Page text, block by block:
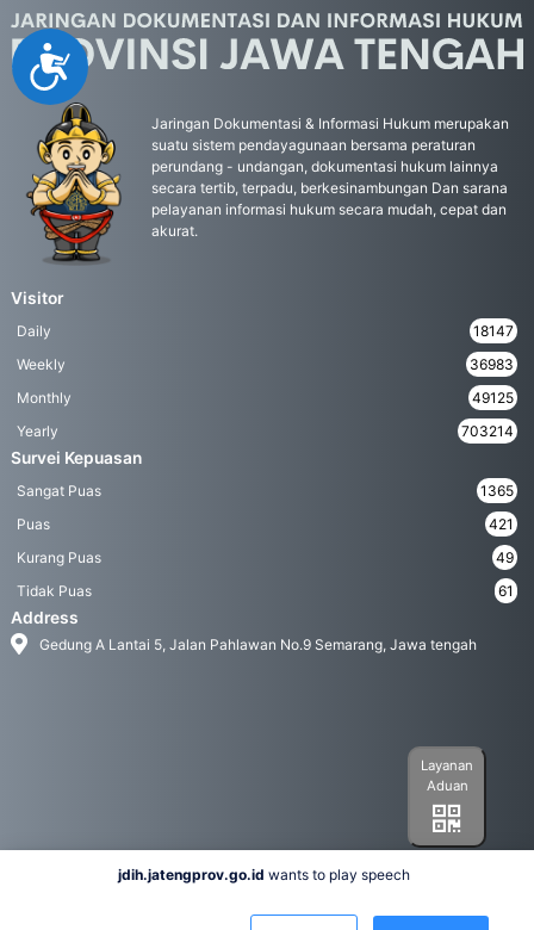
Accessibility
Jaringan Dokumentasi & Informasi Hukum merupakan
suatu sistem pendayagunaan bersama peraturan
perundang - undangan, dokumentasi hukum lainnya
secara tertib, terpadu, berkesinambungan Dan sarana
pelayanan informasi hukum secara mudah, cepat dan
akurat.
Visitor
Daily
18147
Weekly
36983
Monthly
49125
Yearly
703214
Survei Kepuasan
Sangat Puas
1365
Puas
421
Kurang Puas
49
Tidak Puas
61
Address
Gedung A Lantai 5, Jalan Pahlawan No.9 Semarang, Jawa tengah
Layanan
Aduan
jdih.jatengprov.go.id wants to play speech